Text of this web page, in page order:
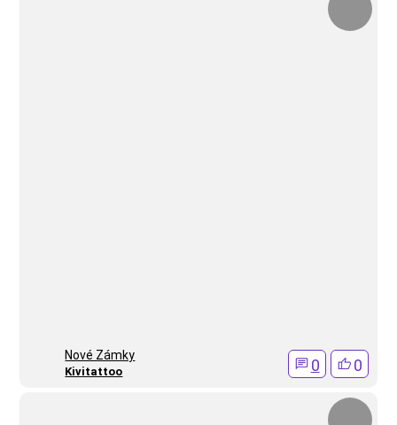
Nové Zámky
Kivitattoo 0 0